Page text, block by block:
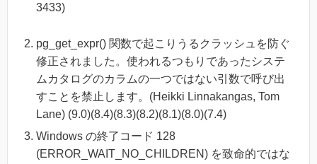
3433)
pg_get_expr() 関数で起こりうるクラッシュを防ぐ
修正されました。使われるつもりであったシステ
ムカタログのカラムの一つではない引数で呼び出
すことを禁止します。(Heikki Linnakangas, Tom
Lane) (9.0)(8.4)(8.3)(8.2)(8.1)(8.0)(7.4)
Windows の終了コード 128
(ERROR_WAIT_NO_CHILDREN) を致命的ではな